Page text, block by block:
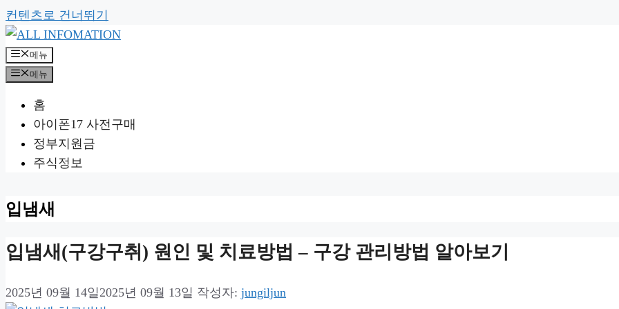
컨텐츠로 건너뛰기
메뉴
메뉴
홈
아이폰17 사전구매
정부지원금
주식정보
입냄새
입냄새(구강구취) 원인 및 치료방법 – 구강 관리방법 알아보기
2025년 09월 14일 2025년 09월 13일 작성자: jungiljun